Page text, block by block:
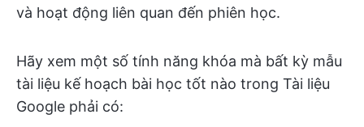
và hoạt động liên quan đến phiên học.
Hãy xem một số tính năng khóa mà bất kỳ mẫu
tài liệu kế hoạch bài học tốt nào trong Tài liệu
Google phải có: